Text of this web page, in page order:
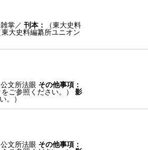
雑掌／ 刊本：
（東大史料
東大史料編纂所ユニオン
公文所法眼 その他事項：
ご参照ください。）
影
。）
公文所法眼 その他事項：